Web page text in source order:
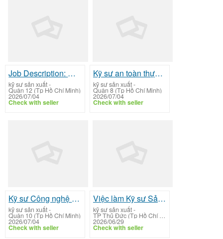
Job Description: Nhân viên ISO/HACCP (QMS Coordinator)
kỹ sư sản xuất-
Quận 12 (Tp Hồ Chí Minh)
2026/07/04
Check with seller
Kỹ sư an toàn thực phẩm
kỹ sư sản xuất-
Quận 8 (Tp Hồ Chí Minh)
2026/07/04
Check with seller
Kỹ sư Công nghệ Thực phẩm (Food Technologist)
kỹ sư sản xuất-
Quận 10 (Tp Hồ Chí Minh)
2026/07/04
Check with seller
Việc làm Kỹ sư Sản xuất Thủ Đức: Head of Production
kỹ sư sản xuất-
TP Thủ Đức (Tp Hồ Chí Minh)
2026/06/29
Check with seller